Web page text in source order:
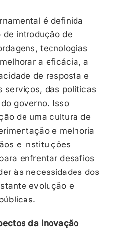
é definida
de introdução de
tecnologias
a eficácia, a
de resposta e
serviços, das políticas
governo. Isso
de uma cultura de
e melhoria
e instituições
enfrentar desafios
às necessidades dos
evolução e
da inovação